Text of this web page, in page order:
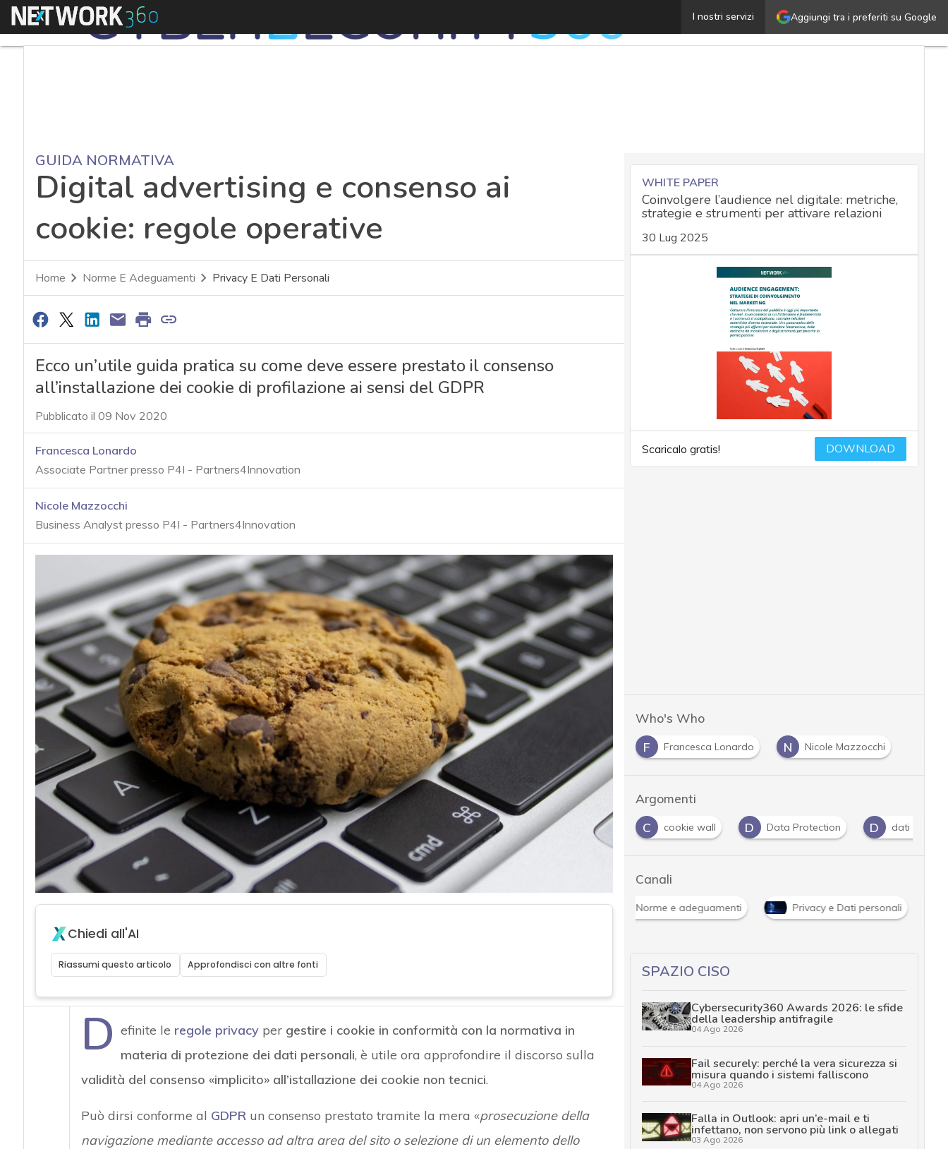
Aggiungi tra i preferiti su Google
I nostri servizi
Menu Digital advertising e consenso ai cookie: regole
GUIDA NORMATIVA
Digital advertising e consenso ai
cookie: regole operative
Home Norme E Adeguamenti Privacy E Dati Personali
Ecco un’utile guida pratica su come deve essere prestato il consenso
all’installazione dei cookie di profilazione ai sensi del GDPR
Pubblicato il 09 Nov 2020
Francesca Lonardo
Associate Partner presso P4I - Partners4Innovation
Nicole Mazzocchi
Business Analyst presso P4I - Partners4Innovation
Chiedi all'AI
Riassumi questo articolo Approfondisci con altre fonti
D efinite le regole privacyper gestire i cookie in conformità con la normativa in
materia di protezione dei dati personali, è utile ora approfondire il discorso sulla
validità del consenso «implicito» all’istallazione dei cookie non tecnici.
Può dirsi conforme al GDPRun consenso prestato tramite la mera «prosecuzione della
navigazione mediante accesso ad altra area del sito o selezione di un elemento dello
WHITE PAPER
Coinvolgere l’audience nel digitale: metriche,
strategie e strumenti per attivare relazioni
30 Lug 2025
Scaricalo gratis! DOWNLOAD
Who's Who
F
Francesca Lonardo N Nicole Mazzocchi
Argomenti
A
Accountability C cookie wall D Data Protection D dati
Canali
Norme e adeguamenti Privacy e Dati personali
SPAZIO CISO
Cybersecurity360 Awards 2026: le sfide
della leadership antifragile
04 Ago 2026
Fail securely: perché la vera sicurezza si
misura quando i sistemi falliscono
04 Ago 2026
Falla in Outlook: apri un’e-mail e ti
infettano, non servono più link o allegati
03 Ago 2026